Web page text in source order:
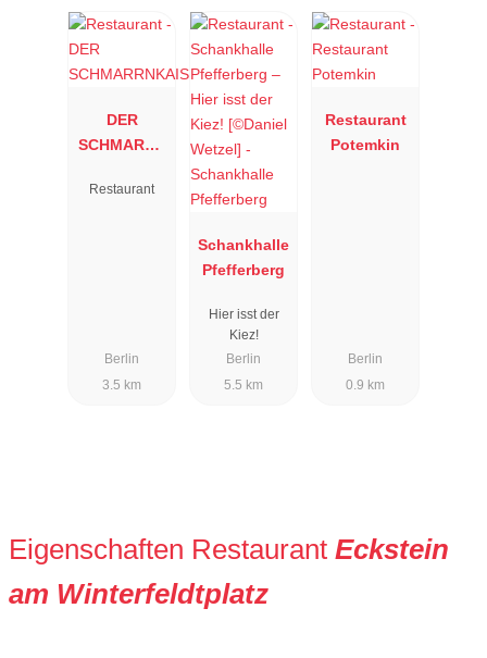
DER
SCHMARRN
Restaurant
Berlin
3.5 km
Schankhalle
Pfefferberg
Hier isst der
Kiez!
Berlin
5.5 km
Restaurant
Potemkin
Berlin
0.9 km
Eigenschaften Restaurant Eckstein
am Winterfeldtplatz